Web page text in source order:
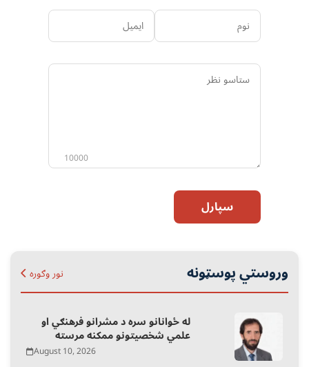
نوم ایمیل
ستاسو
10000
سپارل
وروستي پوسټونه نور وګوره
له ځوانانو سره د مشرانو فرهنګي او
علمي شخصیتونو ممکنه مرسته
August 10, 2026